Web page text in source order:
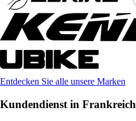
Entdecken Sie alle unsere Marken
Kundendienst in Frankreich